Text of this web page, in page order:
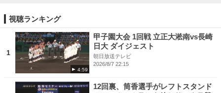
視聴ランキング
1
4:59
甲子園大会 1回戦 立正大淞南vs長崎
日大 ダイジェスト
朝日放送テレビ
2026/8/7 22:15
12回裏、筒香選手がレフトスタンド